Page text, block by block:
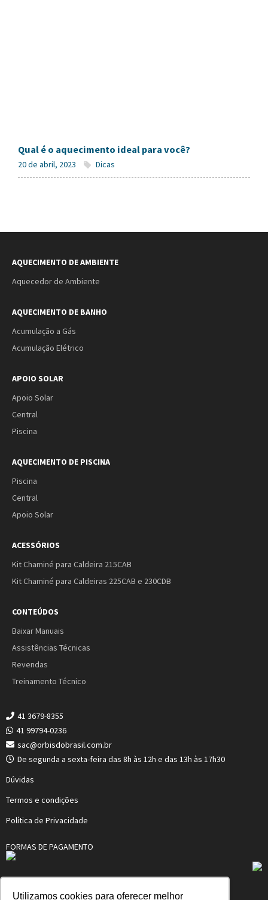
Utilizamos cookies para oferecer melhor
Qual é o aquecimento ideal para você?
20 de abril, 2023 Dicas
AQUECIMENTO DE AMBIENTE
Aquecedor de Ambiente
AQUECIMENTO DE BANHO
Acumulação a Gás
Acumulação Elétrico
APOIO SOLAR
Apoio Solar
Central
Piscina
AQUECIMENTO DE PISCINA
Piscina
Central
Apoio Solar
ACESSÓRIOS
Kit Chaminé para Caldeira 215CAB
Kit Chaminé para Caldeiras 225CAB e 230CDB
CONTEÚDOS
Baixar Manuais
Assistências Técnicas
Revendas
Treinamento Técnico
41 3679-8355
41 99794-0236
sac@orbisdobrasil.com.br
De segunda a sexta-feira das 8h às 12h e das 13h às 17h30
Dúvidas
Termos e condições
Política de Privacidade
FORMAS DE PAGAMENTO
ORBIS MERTIG DO BRASIL LTDA.